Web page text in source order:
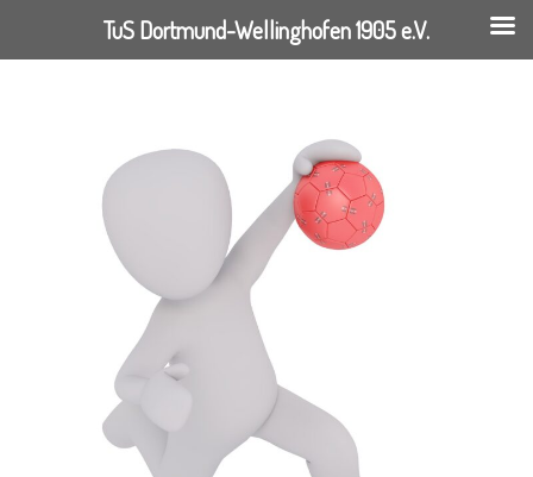
TuS Dortmund-Wellinghofen 1905 e.V.